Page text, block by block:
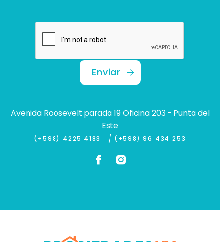
Enviar
Avenida Roosevelt parada 19 Oficina 203 - Punta del
Este
(+598) 4225 4183 / (+598) 96 434 253